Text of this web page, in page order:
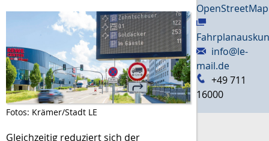
Fotos: Krämer/Stadt LE
Gleichzeitig reduziert sich der
OpenStreetMap
info@le-
mail.de
+49 711
16000